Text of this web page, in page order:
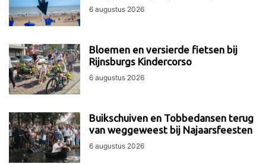
6 augustus 2026
Bloemen en versierde fietsen bij
Rijnsburgs Kindercorso
6 augustus 2026
Buikschuiven en Tobbedansen terug
van weggeweest bij Najaarsfeesten
6 augustus 2026